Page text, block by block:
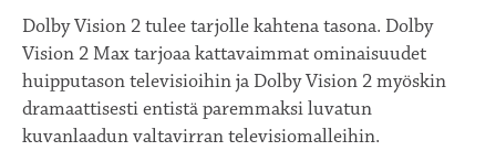
Dolby Vision 2 tulee tarjolle kahtena tasona. Dolby
Vision 2 Max tarjoaa kattavaimmat ominaisuudet
huipputason televisioihin ja Dolby Vision 2 myöskin
dramaattisesti entistä paremmaksi luvatun
kuvanlaadun valtavirran televisiomalleihin.